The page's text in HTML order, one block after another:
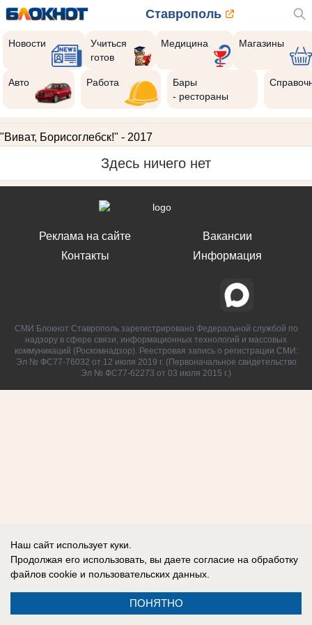
Ставрополь
Новости
Учиться
готов
Медицина Магазины
Авто Работа
Бары
- рестораны
"Виват, Борисоглебск!" - 2017
Здесь ничего нет
Реклама на сайте
Контакты
Вакансии
Информация
СМИ Блокнот Ставрополь зарегистрировано Федеральной службой по
надзору в сфере связи, информационных технологий и массовых
коммуникаций (Роскомнадзор). Реестровая запись о регистрации СМИ:
Эл № ФС77-76032 от 12 июля 2019 г. (Первоначальное свидетельство
Эл № ФС77-62273 от 03 июля 2015 г.)
Наш сайт использует куки.
Продолжая его использовать, вы даете согласие на обработку
файлов cookie и пользовательских данных.
ПОНЯТНО